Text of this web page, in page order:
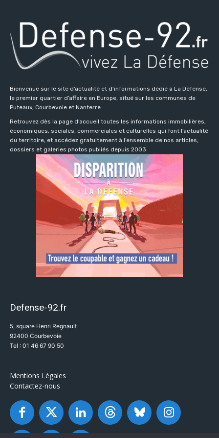
Bienvenue sur le site d’actualité et d’informations dédié à La Défense,
le premier quartier d’affaire en Europe, situé sur les communes de
Puteaux, Courbevoie et Nanterre.
Retrouvez dès la page d’accueil toutes les informations immobilières,
économiques, sociales, commerciales et culturelles qui font l’actualité
du territoire, et accédez gratuitement à l’ensemble de nos articles,
dossiers et galeries photos publiés depuis 2003.
Defense-92.fr
5, square Henri Regnault
92400 Courbevoie
Tel : 01 46 67 90 50
Mentions Légales
Contactez-nous